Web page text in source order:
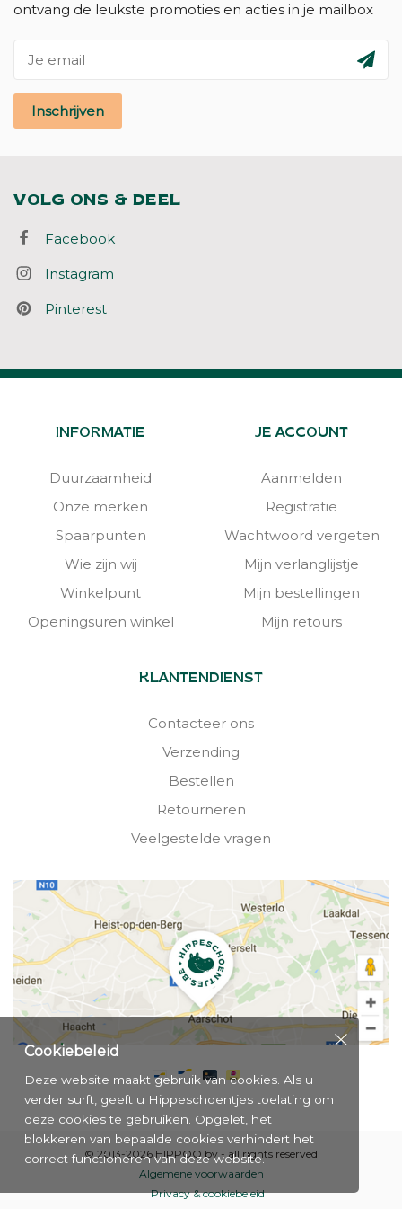
ontvang de leukste promoties en acties in je mailbox
Inschrijven
VOLG ONS & DEEL
Facebook
Instagram
Pinterest
INFORMATIE
Duurzaamheid
Onze merken
Spaarpunten
Wie zijn wij
Winkelpunt
Openingsuren winkel
JE ACCOUNT
Aanmelden
Registratie
Wachtwoord vergeten
Mijn verlanglijstje
Mijn bestellingen
Mijn retours
KLANTENDIENST
Contacteer ons
Verzending
Bestellen
Retourneren
Veelgestelde vragen
© 2013-2026 HIPPOO bv - all rights reserved
Algemene voorwaarden
Privacy & cookiebeleid
Cookiebeleid
Deze website maakt gebruik van cookies. Als u
verder surft, geeft u Hippeschoentjes toelating om
deze cookies te gebruiken. Opgelet, het
blokkeren van bepaalde cookies verhindert het
correct functioneren van deze website.